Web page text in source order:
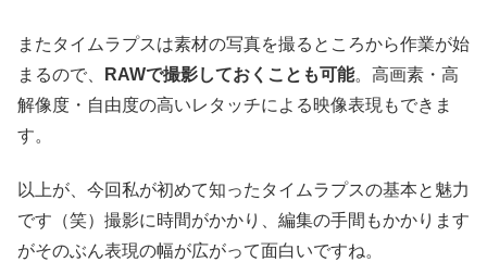
またタイムラプスは素材の写真を撮るところから作業が始
まるので、
RAWで撮影しておくことも可能。高画素・高
解像度・自由度の高いレタッチによる映像表現もできま
す。
以上が、今回私が初めて知ったタイムラプスの基本と魅力
です（笑）撮影に時間がかかり、編集の手間もかかります
がそのぶん表現の幅が広がって面白いですね。